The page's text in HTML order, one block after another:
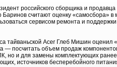
российского сборщика и
Баринов считают оценку «самосбора»
сервисом ремонта и
тайваньской Acer Глеб Мишин
— посчитать объем продаж
но и для замены комплектующих
источников бесперебойного